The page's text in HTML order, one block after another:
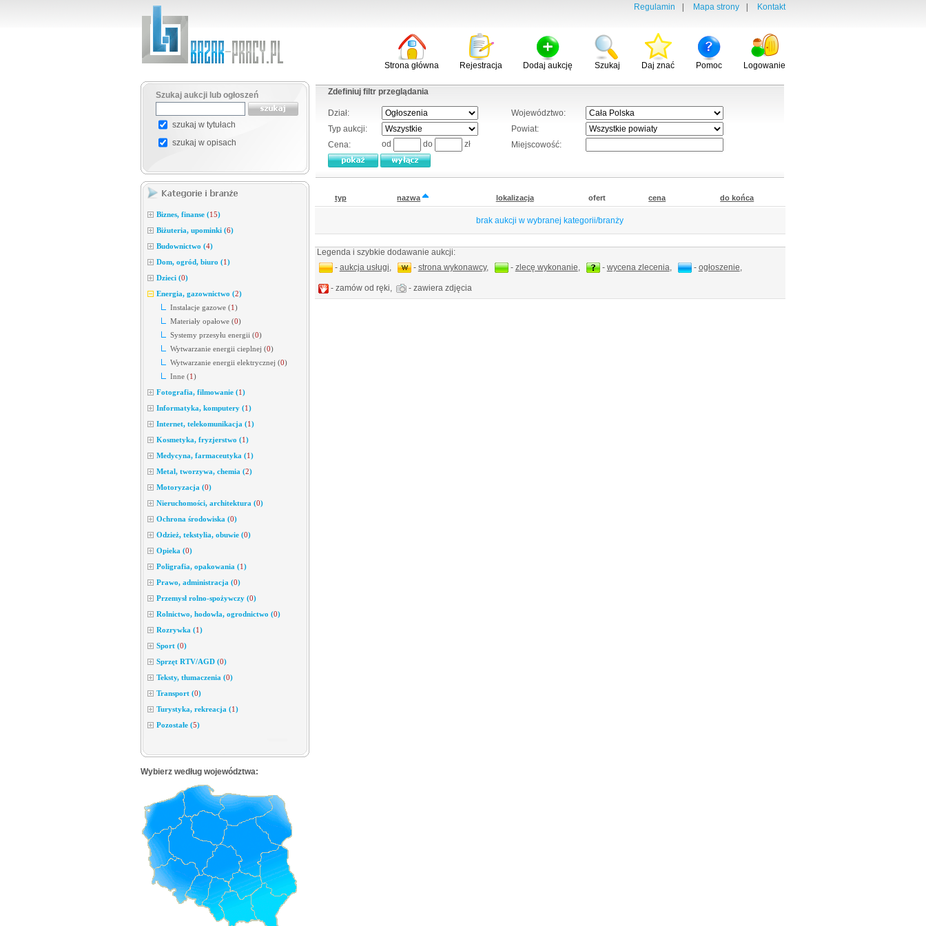
Regulamin Mapa strony Kontakt
Logowanie
Pomoc
Daj znać
Szukaj
Dodaj aukcję
Rejestracja
Strona główna
Szukaj aukcji lub ogłoszeń
szukaj w tytułach
szukaj w opisach
Biznes, finanse (15)
Biżuteria, upominki (6)
Budownictwo (4)
Dom, ogród, biuro (1)
Dzieci (0)
Energia, gazownictwo (2)
Instalacje gazowe (1)
Materiały opałowe (0)
Systemy przesyłu energii (0)
Wytwarzanie energii cieplnej (0)
Wytwarzanie energii elektrycznej (0)
Inne (1)
Fotografia, filmowanie (1)
Informatyka, komputery (1)
Internet, telekomunikacja (1)
Kosmetyka, fryzjerstwo (1)
Medycyna, farmaceutyka (1)
Metal, tworzywa, chemia (2)
Motoryzacja (0)
Nieruchomości, architektura (0)
Ochrona środowiska (0)
Odzież, tekstylia, obuwie (0)
Opieka (0)
Poligrafia, opakowania (1)
Prawo, administracja (0)
Przemysł rolno-spożywczy (0)
Rolnictwo, hodowla, ogrodnictwo (0)
Rozrywka (1)
Sport (0)
Sprzęt RTV/AGD (0)
Teksty, tłumaczenia (0)
Transport (0)
Turystyka, rekreacja (1)
Pozostałe (5)
Wybierz według województwa:
Zdefiniuj filtr przeglądania
Dział:
Województwo:
Typ aukcji:
Powiat:
Cena:
od do zł Miejscowość:
typ nazwa lokalizacja ofert cena do końca
brak aukcji w wybranej kategorii/branży
Legenda i szybkie dodawanie aukcji:
- aukcja usługi, - strona wykonawcy, - zlecę wykonanie, - wycena zlecenia, - ogłoszenie,
- zamów od ręki, - zawiera zdjęcia